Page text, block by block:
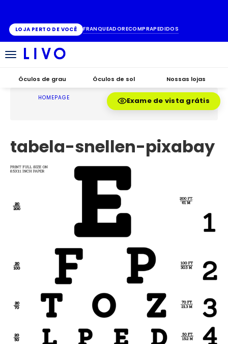
LOJA PERTO DE VOCÊ FRANQUEADORECOMPRAPEDIDOS
Alternar
Óculos de grau Óculos de sol Nossas lojas
Exame de vista grátis
HOMEPAGE
tabela-snellen-pixabay